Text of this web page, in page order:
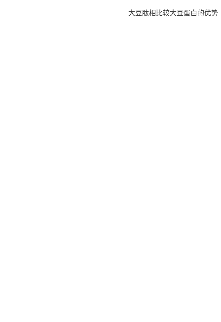
大豆肽相比较大豆蛋白的优势